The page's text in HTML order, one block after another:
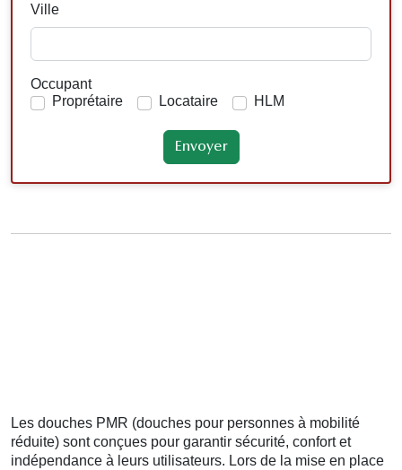
Ville
Occupant
Proprétaire
Locataire HLM
Les douches PMR (douches pour personnes à mobilité
réduite) sont conçues pour garantir sécurité, confort et
indépendance à leurs utilisateurs. Lors de la mise en place